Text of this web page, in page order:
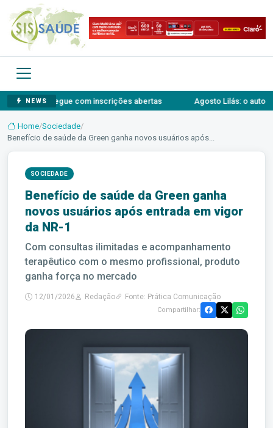
NEWS
e segue com inscrições abertas Agosto Lilás: o
Home/Sociedade/
Benefício de saúde da Green ganha novos usuários após...
SOCIEDADE
Benefício de saúde da Green ganha
novos usuários após entrada em vigor
da NR-1
Com consultas ilimitadas e acompanhamento
terapêutico com o mesmo profissional, produto
ganha força no mercado
12/01/2026 Redação Fonte: Prática Comunicação
Compartilhar: